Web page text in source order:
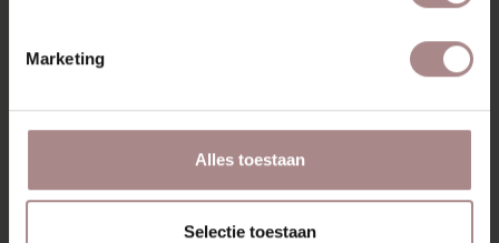
Marketing
Alles toestaan
Selectie toestaan